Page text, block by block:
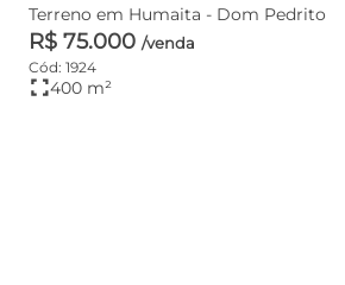
Terreno em Humaita - Dom Pedrito
R$ 75.000 /venda
Cód: 1924
fullscreen400 m²